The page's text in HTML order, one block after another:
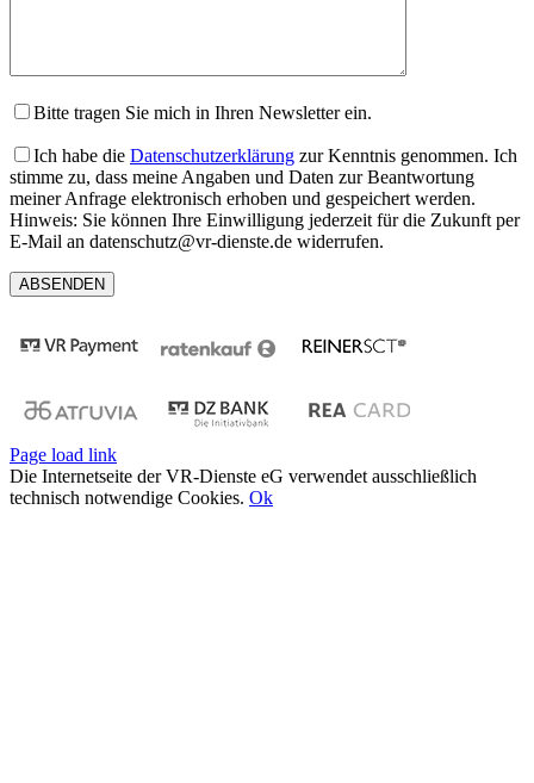
Bitte tragen Sie mich in Ihren Newsletter ein.
Ich habe die Datenschutzerklärung zur Kenntnis genommen. Ich
stimme zu, dass meine Angaben und Daten zur Beantwortung
meiner Anfrage elektronisch erhoben und gespeichert werden.
Hinweis: Sie können Ihre Einwilligung jederzeit für die Zukunft per
E-Mail an datenschutz@vr-dienste.de widerrufen.
Page load link
Die Internetseite der VR-Dienste eG verwendet ausschließlich
technisch notwendige Cookies. Ok